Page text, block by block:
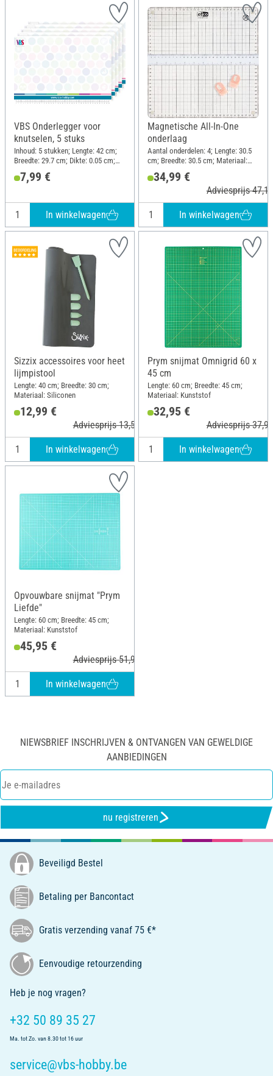
VBS Onderlegger voor
knutselen, 5 stuks
Inhoud: 5 stukken; Lengte: 42 cm;
Breedte: 29.7 cm; Dikte: 0.05 cm;
Materiaal: Kunststof
7,99 €
In winkelwagen
Magnetische All-In-One
onderlaag
Aantal onderdelen: 4; Lengte: 30.5
cm; Breedte: 30.5 cm; Materiaal:
Kunststof, Polyvinylchloride (PVC)
34,99 €
Adviesprijs
In winkelwagen
Sizzix accessoires voor heet
lijmpistool
Lengte: 40 cm; Breedte: 30 cm;
Materiaal: Siliconen
12,99 €
Adviesprijs 13,50 €
In winkelwagen
Prym snijmat Omnigrid 60 x
45 cm
Lengte: 60 cm; Breedte: 45 cm;
Materiaal: Kunststof
32,95 €
Adviesprijs
In winkelwagen
Opvouwbare snijmat "Prym
Liefde"
Lengte: 60 cm; Breedte: 45 cm;
Materiaal: Kunststof
45,95 €
Adviesprijs 51,90 €
In winkelwagen
NIEWSBRIEF INSCHRIJVEN & ONTVANGEN VAN GEWELDIGE
AANBIEDINGEN
nu registreren
Beveiligd Bestel
Betaling per Bancontact
Gratis verzending vanaf 75 €*
Eenvoudige retourzending
Heb je nog vragen?
+32 50 89 35 27
Ma. tot Zo. van 8.30 tot 16 uur
service@vbs-hobby.be